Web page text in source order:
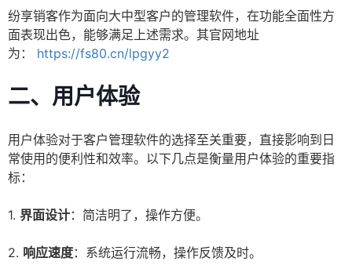
纷享销客作为面向大中型客户的管理软件，在功能全面性方
面表现出色，能够满足上述需求。其官网地址
为：
https://fs80.cn/lpgyy2
二、用户体验
用户体验对于客户管理软件的选择至关重要，直接影响到日
常使用的便利性和效率。以下几点是衡量用户体验的重要指
标：
1. 界面设计：简洁明了，操作方便。
2. 响应速度：系统运行流畅，操作反馈及时。